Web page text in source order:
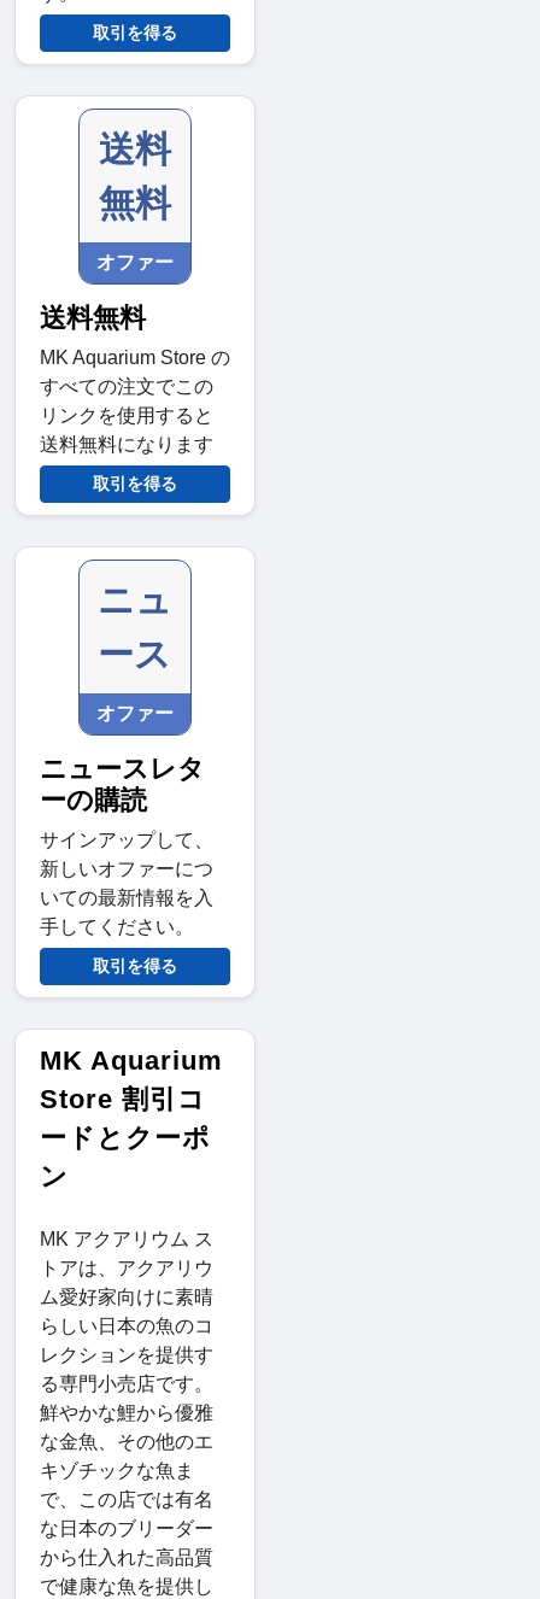
取引を得る
送料
無料
オファー
送料無料
MK Aquarium Store の
すべての注文でこの
リンクを使用すると
送料無料になります
取引を得る
ニュ
ース
オファー
ニュースレタ
ーの購読
サインアップして、
新しいオファーにつ
いての最新情報を入
手してください。
取引を得る
MK Aquarium
Store 割引コ
ードとクーポ
ン
MK アクアリウム ス
トアは、アクアリウ
ム愛好家向けに素晴
らしい日本の魚のコ
レクションを提供す
る専門小売店です。
鮮やかな鯉から優雅
な金魚、その他のエ
キゾチックな魚ま
で、この店では有名
な日本のブリーダー
から仕入れた高品質
で健康な魚を提供し